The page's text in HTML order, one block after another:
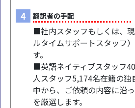
4 翻訳者の手配
■社内スタッフもしくは、
ルタイムサポートスタッフ
す。
■英語ネイティブスタッフ
人スタッフ5,174名在籍の独
中から、ご依頼の内容に沿
を厳選します。